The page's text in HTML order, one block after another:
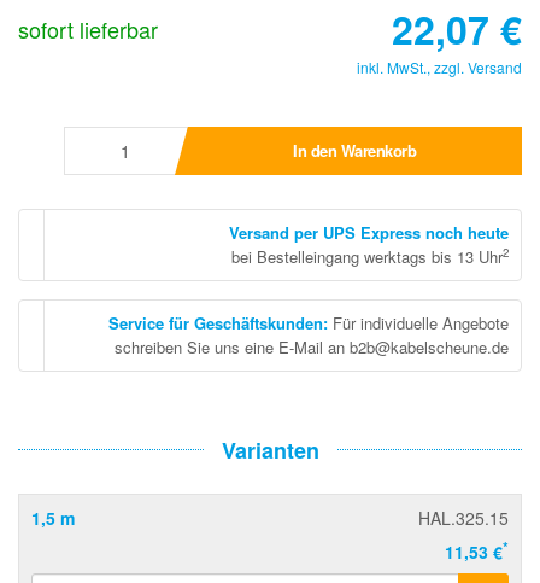
sofort lieferbar 22,07 €
inkl. MwSt., zzgl. Versand
In den Warenkorb
Versand per UPS Express noch heute
bei Bestelleingang werktags bis 13 Uhr2
Service für Geschäftskunden: Für individuelle Angebote
schreiben Sie uns eine E-Mail an b2b@kabelscheune.de
Varianten
1,5 m
HAL.325.15
11,53 €*